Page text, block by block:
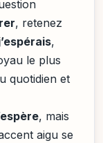
, retenez
,
le plus
quotidien et
, mais
aigu se